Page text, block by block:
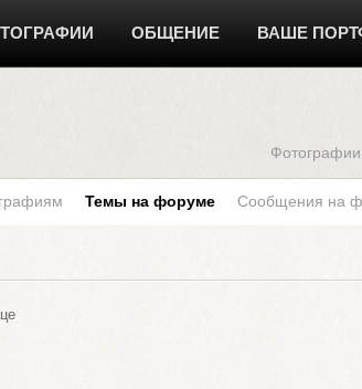
ОБЩЕНИЕ ВАШЕ
Фотографии
Темы на форуме Сообщения на